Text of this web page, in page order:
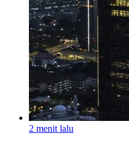
2 menit lalu